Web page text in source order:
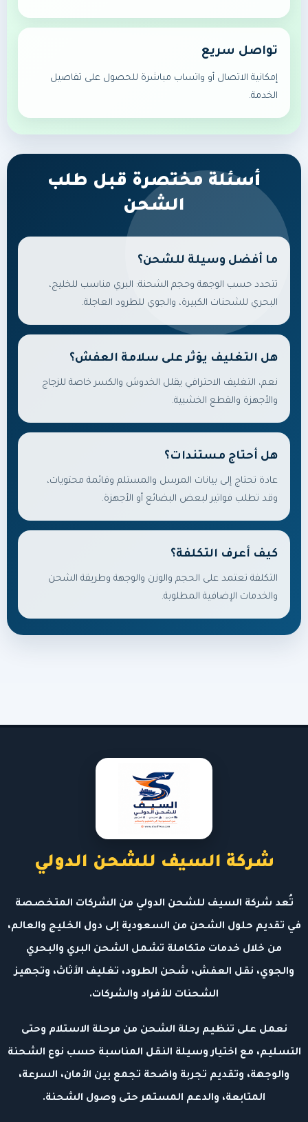
تواصل سريع
إمكانية الاتصال أو واتساب مباشرة للحصول على تفاصيل
الخدمة.
أسئلة مختصرة قبل طلب
الشحن
ما أفضل وسيلة للشحن؟
تتحدد حسب الوجهة وحجم الشحنة: البري مناسب للخليج،
البحري للشحنات الكبيرة، والجوي للطرود العاجلة.
هل التغليف يؤثر على سلامة العفش؟
نعم، التغليف الاحترافي يقلل الخدوش والكسر خاصة للزجاج
والأجهزة والقطع الخشبية.
هل أحتاج مستندات؟
عادة تحتاج إلى بيانات المرسل والمستلم وقائمة محتويات،
وقد تطلب فواتير لبعض البضائع أو الأجهزة.
كيف أعرف التكلفة؟
التكلفة تعتمد على الحجم والوزن والوجهة وطريقة الشحن
والخدمات الإضافية المطلوبة.
شركة السيف للشحن الدولي
تُعد شركة السيف للشحن الدولي من الشركات المتخصصة
في تقديم حلول الشحن من السعودية إلى دول الخليج والعالم،
من خلال خدمات متكاملة تشمل الشحن البري والبحري
والجوي، نقل العفش، شحن الطرود، تغليف الأثاث، وتجهيز
الشحنات للأفراد والشركات.
نعمل على تنظيم رحلة الشحن من مرحلة الاستلام وحتى
التسليم، مع اختيار وسيلة النقل المناسبة حسب نوع الشحنة
والوجهة، وتقديم تجربة واضحة تجمع بين الأمان، السرعة،
المتابعة، والدعم المستمر حتى وصول الشحنة.